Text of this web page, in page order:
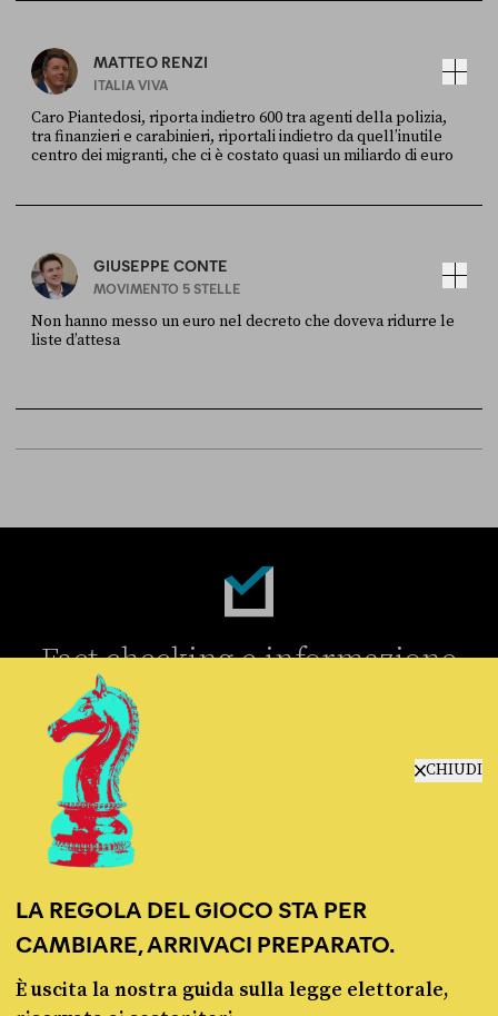
CHIUDI
LA REGOLA DEL GIOCO STA PER
CAMBIARE, ARRIVACI PREPARATO.
È uscita la nostra guida sulla legge elettorale,
MATTEO RENZI
ITALIA VIVA
Caro Piantedosi, riporta indietro 600 tra agenti della polizia,
tra finanzieri e carabinieri, riportali indietro da quell’inutile
centro dei migranti, che ci è costato quasi un miliardo di euro
GIUSEPPE CONTE
MOVIMENTO 5 STELLE
Non hanno messo un euro nel decreto che doveva ridurre le
liste d’attesa
Fact-checking e informazione
politica dal 2012.
manifesto
redazione
lavora con noi